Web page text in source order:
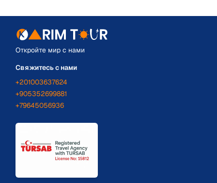
Откройте мир с нами
Свяжитесь с нами
+201003637624
+905352699881
+79645056936